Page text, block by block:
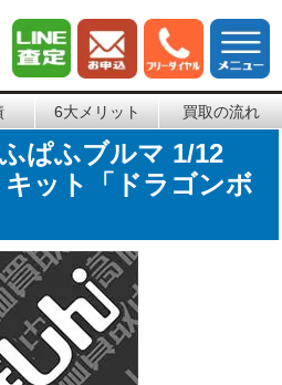
6大メリット 買取の流れ
ふぱふブルマ 1/12
ット「ドラゴンボ